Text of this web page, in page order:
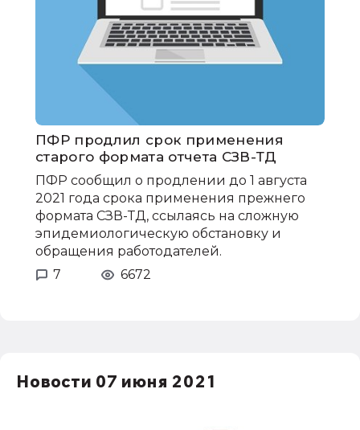
ПФР продлил срок применения
старого формата отчета СЗВ-ТД
ПФР сообщил о продлении до 1 августа
2021 года срока применения прежнего
формата СЗВ-ТД, ссылаясь на сложную
эпидемиологическую обстановку и
обращения работодателей.
7
6672
Новости 07 июня 2021